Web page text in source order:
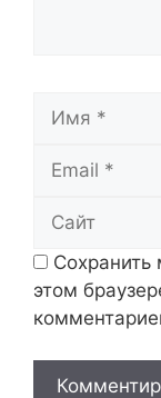
Сохранить
этом